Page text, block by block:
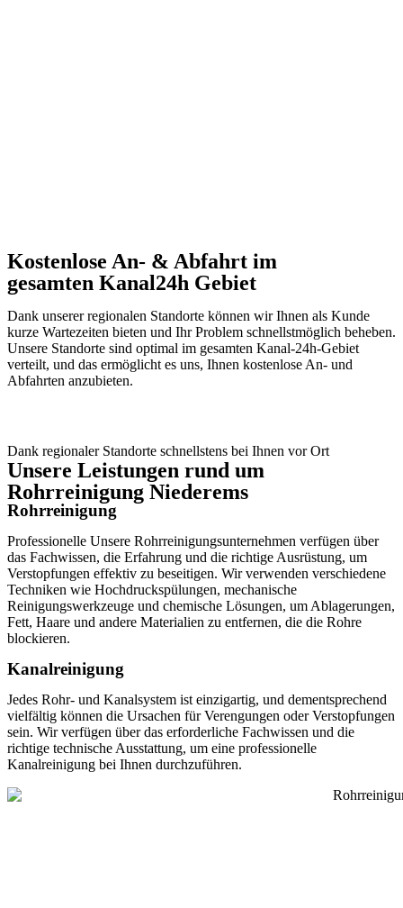
Kostenlose An- & Abfahrt im
gesamten Kanal24h Gebiet
Dank unserer regionalen Standorte können wir Ihnen als Kunde
kurze Wartezeiten bieten und Ihr Problem schnellstmöglich beheben.
Unsere Standorte sind optimal im gesamten Kanal-24h-Gebiet
verteilt, und das ermöglicht es uns, Ihnen kostenlose An- und
Abfahrten anzubieten.
Dank regionaler Standorte schnellstens bei Ihnen vor Ort
Unsere Leistungen rund um
Rohrreinigung Niederems
Rohrreinigung
Professionelle Unsere Rohrreinigungsunternehmen verfügen über
das Fachwissen, die Erfahrung und die richtige Ausrüstung, um
Verstopfungen effektiv zu beseitigen. Wir verwenden verschiedene
Techniken wie Hochdruckspülungen, mechanische
Reinigungswerkzeuge und chemische Lösungen, um Ablagerungen,
Fett, Haare und andere Materialien zu entfernen, die die Rohre
blockieren.
Kanalreinigung
Jedes Rohr- und Kanalsystem ist einzigartig, und dementsprechend
vielfältig können die Ursachen für Verengungen oder Verstopfungen
sein. Wir verfügen über das erforderliche Fachwissen und die
richtige technische Ausstattung, um eine professionelle
Kanalreinigung bei Ihnen durchzuführen.